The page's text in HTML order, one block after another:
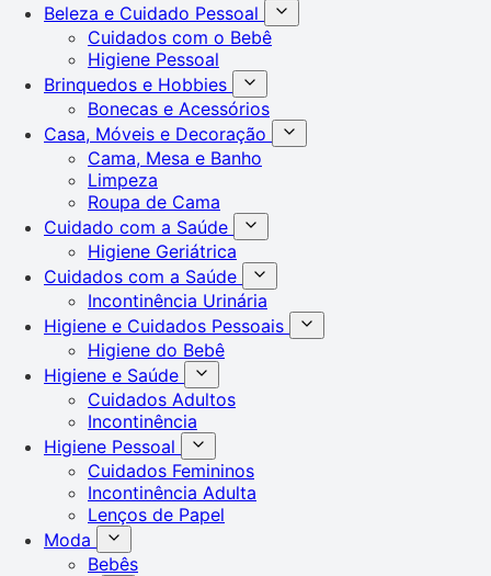
Beleza e Cuidado Pessoal
Cuidados com o Bebê
Higiene Pessoal
Brinquedos e Hobbies
Bonecas e Acessórios
Casa, Móveis e Decoração
Cama, Mesa e Banho
Limpeza
Roupa de Cama
Cuidado com a Saúde
Higiene Geriátrica
Cuidados com a Saúde
Incontinência Urinária
Higiene e Cuidados Pessoais
Higiene do Bebê
Higiene e Saúde
Cuidados Adultos
Incontinência
Higiene Pessoal
Cuidados Femininos
Incontinência Adulta
Lenços de Papel
Moda
Bebês